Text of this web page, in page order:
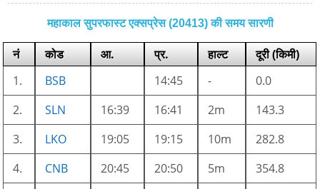
महाकाल सुपरफास्ट एक्सप्रेस (20413) की समय सारणी
नं कोड आ. प्र. हाल्ट
दूरी (किमी)
1.
BSB 14:45 -
0.0
2.
SLN 16:39 16:41 2m
143.3
3.
LKO 19:05 19:15 10m
282.8
4.
CNB 20:45 20:50 5m
354.8